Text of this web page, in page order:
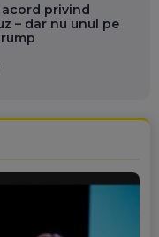
acord privind
– dar nu unul pe